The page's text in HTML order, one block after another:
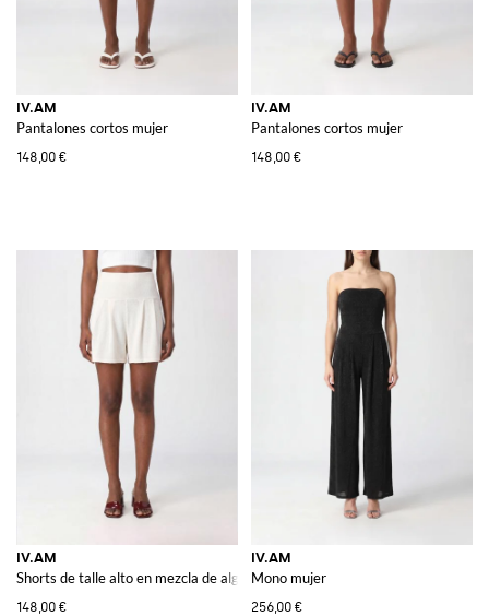
IV.AM
Pantalones cortos mujer
148,00 €
IV.AM
Pantalones cortos mujer
148,00 €
IV.AM
Shorts de talle alto en mezcla de algodón elástico
148,00 €
IV.AM
Mono mujer
256,00 €